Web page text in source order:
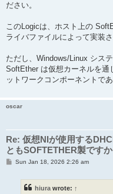
ださい。
このLogicは、ホスト上の
ライバファイルによって実装さ
ただし、Windows/Linux シス
SoftEther は仮想カーネルを通
ットワークコンポーネントで
oscar
Re: 仮想NIが使用する
ともSOFTETHER製ですか
PSun Jan 18, 2026 2:26 am
hiura wrote: ↑